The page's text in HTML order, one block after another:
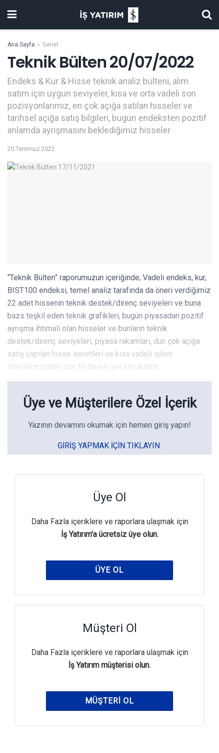
Ana Sayfa Genel
Teknik Bülten 20/07/2022
Endeks & Kur & Hisse teknik analiz bülteni, alım
satım için uygun seviyeler, kısa ve orta vadeli son
pozisyonlarımız, en çok açığa satılan hisseler ve
tarihsel açığa satış bilgileri, bugün endeksten pozitif
anlamda ayrışmasını beklediğimiz hisseler
20 Temmuz 2022
“Teknik Bülten” raporumuzun içeriğinde; Vadeli endeks, kur,
BIST100 endeksi, temel analiz tarafında da öneri verdiğimiz
22 adet hissenin teknik destek/direnç seviyeleri ve buna
bazs teşkil eden teknik grafikleri, bugün piyasadan pozitif
ayrışma ihtimali olan hisseler ve bunların teknik
destek/direnç seviyeleri, piyasa rakamları, dün çok açığa
satış yapılan hisse senetleri ve kısa vadeli işlem
önerilerimizden son 10 tanesi yer almaktadır.
Üye ve Müşterilere Özel İçerik
Yazının devamını okumak için hemen giriş yapın!
GIRIŞ YAPMAK IÇIN TIKLAYIN.
Üye Ol
Daha Fazla içeriklere ve raporlara ulaşmak için
İş Yatırım'a ücretsiz üye olun.
ÜYE OL
Müşteri Ol
Daha Fazla içeriklere ve raporlara ulaşmak için
İş Yatırım müşterisi olun.
MÜŞTERI OL